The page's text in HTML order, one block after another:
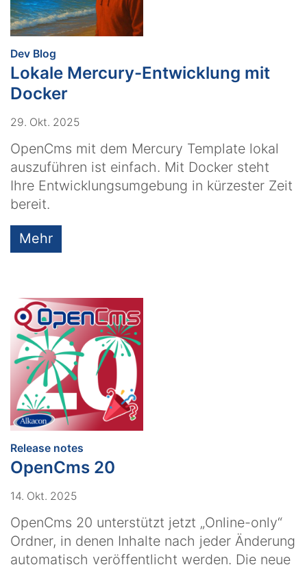
Dev Blog
Lokale Mercury-Entwicklung mit
Docker
29. Okt. 2025
OpenCms mit dem Mercury Template lokal
auszuführen ist einfach. Mit Docker steht
Ihre Entwicklungsumgebung in kürzester Zeit
bereit.
Mehr
Release notes
OpenCms 20
14. Okt. 2025
OpenCms 20 unterstützt jetzt „Online-only“
Ordner, in denen Inhalte nach jeder Änderung
automatisch veröffentlicht werden. Die neue